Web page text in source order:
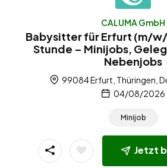
CALUMA GmbH
Babysitter für Erfurt (m/
Stunde – Minijobs,
Nebenjobs
99084 Erfurt, Thüringen,
04/08/2026
Minijob
Jetzt